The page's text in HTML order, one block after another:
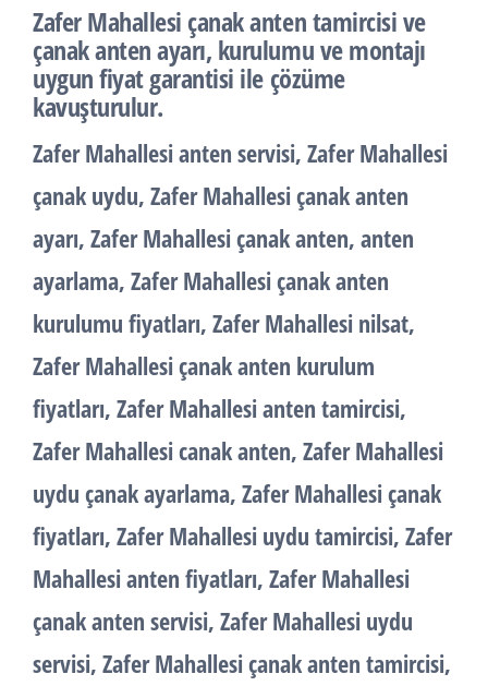
Zafer Mahallesi çanak anten tamircisi ve
çanak anten ayarı, kurulumu ve montajı
uygun fiyat garantisi ile çözüme
kavuşturulur.
Zafer Mahallesi anten servisi, Zafer Mahallesi
çanak uydu, Zafer Mahallesi çanak anten
ayarı, Zafer Mahallesi çanak anten, anten
ayarlama, Zafer Mahallesi çanak anten
kurulumu fiyatları, Zafer Mahallesi nilsat,
Zafer Mahallesi çanak anten kurulum
fiyatları, Zafer Mahallesi anten tamircisi,
Zafer Mahallesi canak anten, Zafer Mahallesi
uydu çanak ayarlama, Zafer Mahallesi çanak
fiyatları, Zafer Mahallesi uydu tamircisi, Zafer
Mahallesi anten fiyatları, Zafer Mahallesi
çanak anten servisi, Zafer Mahallesi uydu
servisi, Zafer Mahallesi çanak anten tamircisi,